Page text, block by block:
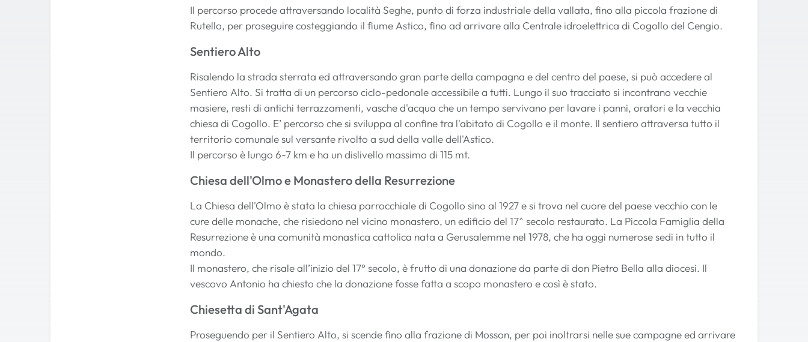
Il percorso procede attraversando località Seghe, punto di forza industriale della vallata, fino alla piccola frazione di
Rutello, per proseguire costeggiando il fiume Astico, fino ad arrivare alla Centrale idroelettrica di Cogollo del Cengio.
Sentiero Alto
Risalendo la strada sterrata ed attraversando gran parte della campagna e del centro del paese, si può accedere al
Sentiero Alto. Si tratta di un percorso ciclo-pedonale accessibile a tutti. Lungo il suo tracciato si incontrano vecchie
masiere, resti di antichi terrazzamenti, vasche d'acqua che un tempo servivano per lavare i panni, oratori e la vecchia
chiesa di Cogollo. E’ percorso che si sviluppa al confine tra l'abitato di Cogollo e il monte. Il sentiero attraversa tutto il
territorio comunale sul versante rivolto a sud della valle dell'Astico.
Il percorso è lungo 6-7 km e ha un dislivello massimo di 115 mt.
Chiesa dell'Olmo e Monastero della Resurrezione
La Chiesa dell'Olmo è stata la chiesa parrocchiale di Cogollo sino al 1927 e si trova nel cuore del paese vecchio con le
cure delle monache, che risiedono nel vicino monastero, un edificio del 17^ secolo restaurato. La Piccola Famiglia della
Resurrezione è una comunità monastica cattolica nata a Gerusalemme nel 1978, che ha oggi numerose sedi in tutto il
mondo.
Il monastero, che risale all’inizio del 17° secolo, è frutto di una donazione da parte di don Pietro Bella alla diocesi. Il
vescovo Antonio ha chiesto che la donazione fosse fatta a scopo monastero e così è stato.
Chiesetta di Sant'Agata
Proseguendo per il Sentiero Alto, si scende fino alla frazione di Mosson, per poi inoltrarsi nelle sue campagne ed arrivare